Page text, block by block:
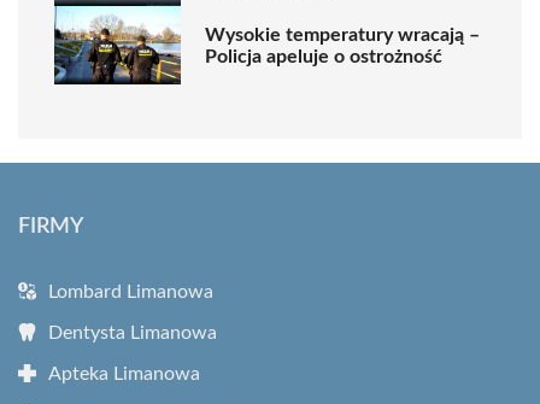
Wysokie temperatury wracają –
Policja apeluje o ostrożność
FIRMY
Lombard Limanowa
Dentysta Limanowa
Apteka Limanowa